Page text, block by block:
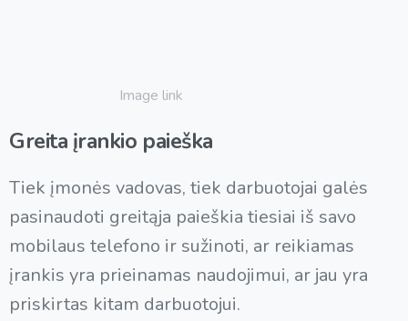
Greita įrankio paieška
Tiek įmonės vadovas, tiek darbuotojai galės
pasinaudoti greitąja paieškia tiesiai iš savo
mobilaus telefono ir sužinoti, ar reikiamas
įrankis yra prieinamas naudojimui, ar jau yra
priskirtas kitam darbuotojui.